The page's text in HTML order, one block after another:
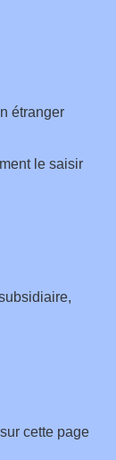
étranger
le saisir
cette page